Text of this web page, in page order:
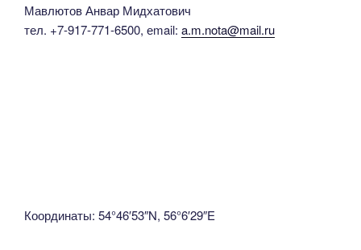
Мавлютов Анвар Мидхатович
тел. +7-917-771-6500, еmail: a.m.nota@mail.ru
Координаты: 54°46′53″N, 56°6′29″E